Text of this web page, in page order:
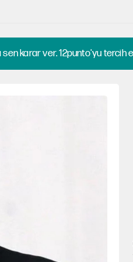
karar ver. 12punto'yu tercih